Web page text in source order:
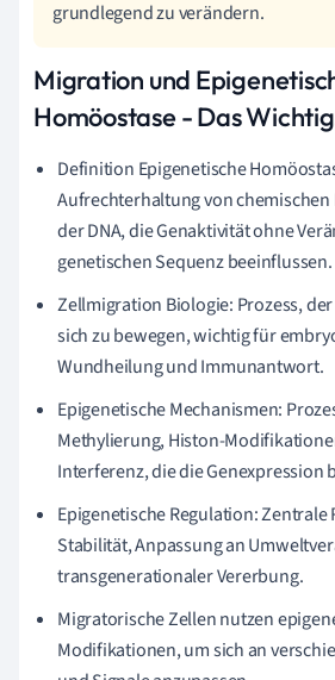
grundlegend zu verändern.
Migration und
Homöostase - Das
Definition Epigenetische
Aufrechterhaltung von
der DNA, die Genaktivität ohne
genetischen Sequenz beeinflussen.
Zellmigration Biologie: Prozess,
sich zu bewegen, wichtig für
Wundheilung und Immunantwort.
Epigenetische Mechanismen:
Methylierung, Histon-
Interferenz, die die Genexpression
Epigenetische Regulation: Zentrale
Stabilität, Anpassung an
transgenerationaler Vererbung.
Migratorische Zellen nutzen
Modifikationen, um sich an